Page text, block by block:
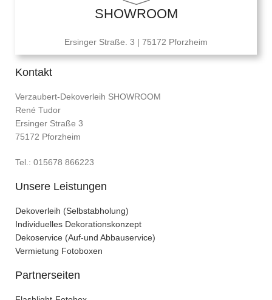
SHOWROOM
Ersinger Straße. 3 | 75172 Pforzheim
Kontakt
Verzaubert-Dekoverleih SHOWROOM
René Tudor
Ersinger Straße 3
75172 Pforzheim
Tel.: 015678 866223
Unsere Leistungen
Dekoverleih (Selbstabholung)
Individuelles Dekorationskonzept
Dekoservice (Auf-und Abbauservice)
Vermietung Fotoboxen
Partnerseiten